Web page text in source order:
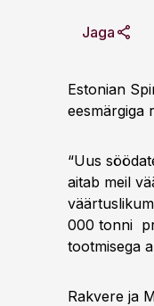
Jaga
Estonian
eesmärgiga
“Uus
aitab meil
000 tonni
tootmisega
Rakvere ja